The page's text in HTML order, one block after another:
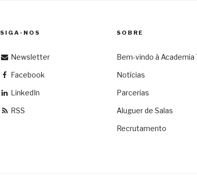
SIGA-NOS
Newsletter
Facebook
LinkedIn
RSS
SOBRE
Bem-vindo à Academia
Notícias
Parcerias
Aluguer de Salas
Recrutamento